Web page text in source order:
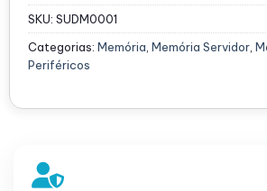
SKU: SUDM0001
Categorias: Memória Memória Servidor
Periféricos